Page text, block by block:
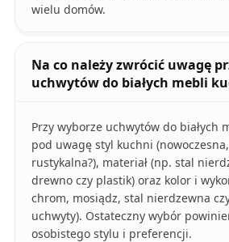
wielu domów.
Na co należy zwrócić uwagę
uchwytów do białych mebli
Przy wyborze uchwytów do białych
pod uwagę styl kuchni
rustykalna?), materiał (np. stal
drewno czy plastik) oraz kolor i
chrom, mosiądz, stal nierdzewna
uchwyty). Ostateczny wybór
osobistego stylu i preferencji.